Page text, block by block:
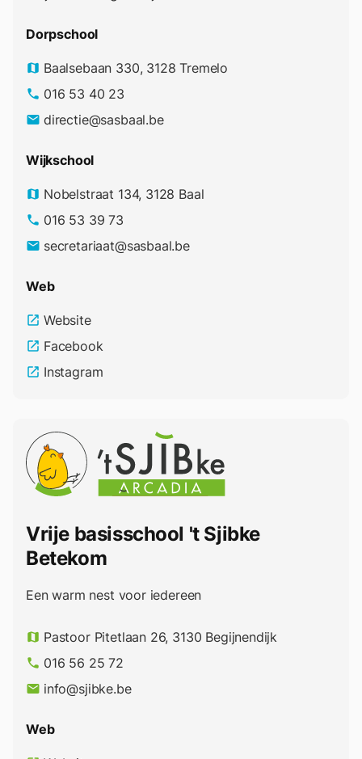
Dorpschool
map Baalsebaan 330, 3128 Tremelo
phone 016 53 40 23
email directie@sasbaal.be
Wijkschool
map Nobelstraat 134, 3128 Baal
phone 016 53 39 73
email secretariaat@sasbaal.be
Web
open_in_new Website
open_in_new Facebook
open_in_new Instagram
Vrije basisschool 't Sjibke
Betekom
Een warm nest voor iedereen
map Pastoor Pitetlaan 26, 3130 Begijnendijk
phone 016 56 25 72
email info@sjibke.be
Web